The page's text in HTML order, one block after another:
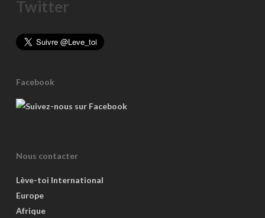
Twitter
Facebook
Nous contacter
Lève-toi International
Europe
Afrique